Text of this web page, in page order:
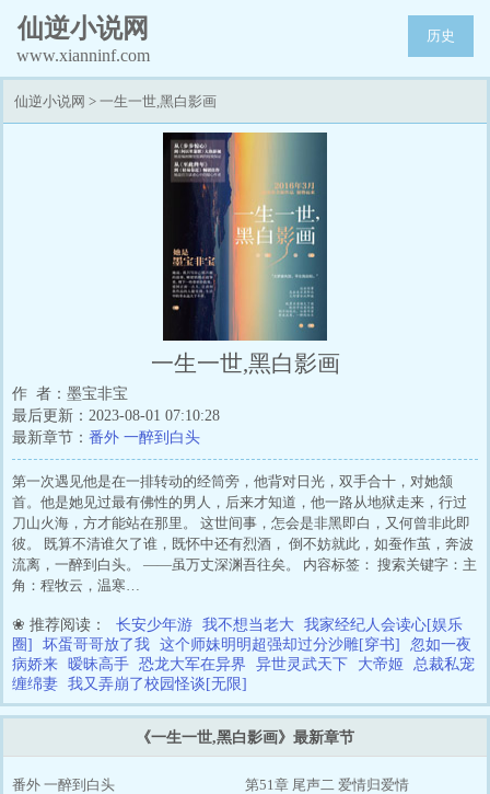
仙逆小说网
www.xianninf.com
历史
仙逆小说网 > 一生一世,黑白影画
一生一世,黑白影画
作 者：墨宝非宝
最后更新：2023-08-01 07:10:28
最新章节： 番外 一醉到白头
第一次遇见他是在一排转动的经筒旁，他背对日光，双手合十，对她颔
首。他是她见过最有佛性的男人，后来才知道，他一路从地狱走来，行过
刀山火海，方才能站在那里。 这世间事，怎会是非黑即白，又何曾非此即
彼。 既算不清谁欠了谁，既怀中还有烈酒， 倒不妨就此，如蚕作茧，奔波
流离，一醉到白头。 ——虽万丈深渊吾往矣。 内容标签： 搜索关键字：主
角：程牧云，温寒…
❀ 推荐阅读： 长安少年游 我不想当老大
我家经纪人会读心[娱乐
圈]
坏蛋哥哥放了我 这个师妹明明超强却过分沙雕[穿书]
忽如一夜
病娇来 暧昧高手 恐龙大军在异界 异世灵武天下 大帝姬 总裁私宠
缠绵妻 我又弄崩了校园怪谈[无限]
《一生一世,黑白影画》最新章节
番外 一醉到白头 第51章 尾声二 爱情归爱情